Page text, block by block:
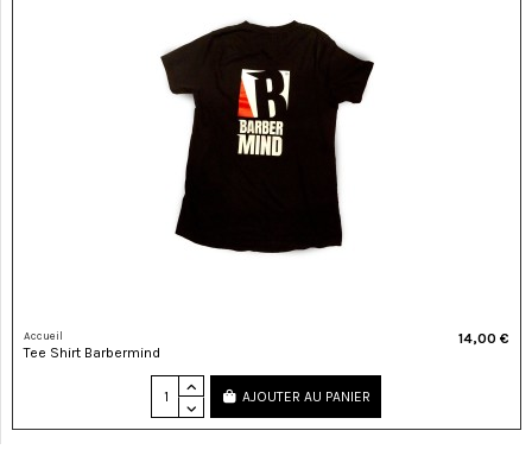
Accueil
Tee Shirt Barbermind
14,00 €
AJOUTER AU PANIER